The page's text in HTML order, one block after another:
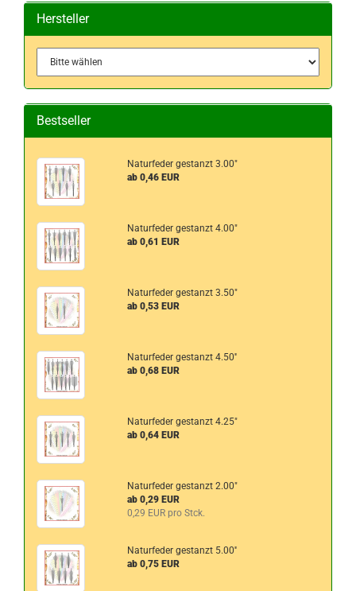
Hersteller
Bestseller
Naturfeder gestanzt 3.00"
ab 0,46 EUR
Naturfeder gestanzt 4.00"
ab 0,61 EUR
Naturfeder gestanzt 3.50"
ab 0,53 EUR
Naturfeder gestanzt 4.50''
ab 0,68 EUR
Naturfeder gestanzt 4.25"
ab 0,64 EUR
Naturfeder gestanzt 2.00"
ab 0,29 EUR
0,29 EUR pro Stck.
Naturfeder gestanzt 5.00''
ab 0,75 EUR